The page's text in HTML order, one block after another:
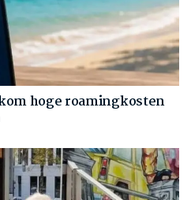
hoge roamingkosten